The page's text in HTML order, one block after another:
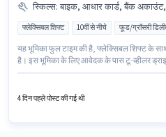
स्किल्स: बाइक, आधार कार्ड, बैंक अकाउंट, साइकिल, आरसी, PAN
फ्लेक्सिबल शिफ्ट 10वीं से नीचे फूड/ग्रॉसरी
यह भूमिका फुल टाइम की है, फ्लेक्सिबल शिफ्ट के
है। इस भूमिका के लिए आवेदक के पास टू-व्हीलर
नीचे योग्यता वाले उम्मीदवार आवेदन कर सकते हैं।
4 दिन पहले पोस्ट की गई थी